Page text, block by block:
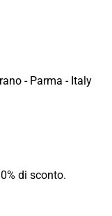
- Parma - Italy
di sconto.